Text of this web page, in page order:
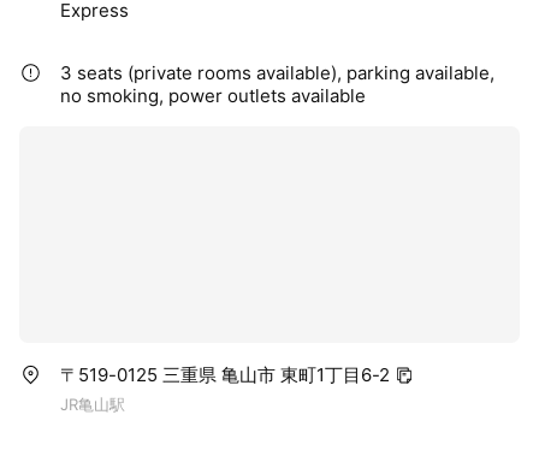
Express
3 seats (private rooms available), parking available,
no smoking, power outlets available
〒519-0125 三重県 亀山市 東町1丁目6-2
JR亀山駅